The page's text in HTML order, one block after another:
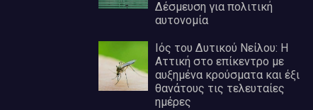
Δέσμευση για πολιτική
αυτονομία
Ιός του Δυτικού Νείλου: Η
Αττική στο επίκεντρο με
αυξημένα κρούσματα και έξι
θανάτους τις τελευταίες
ημέρες